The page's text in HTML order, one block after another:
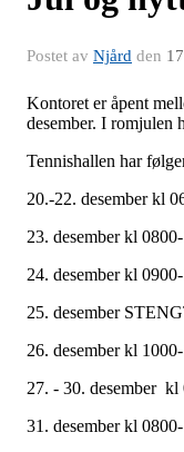
Postet av Njård den
Kontoret er åpent
desember. I romjulen
Tennishallen har
20.-22. desember kl
23. desember kl
24. desember kl
25. desember
26. desember kl
27. - 30. desember kl
31. desember kl